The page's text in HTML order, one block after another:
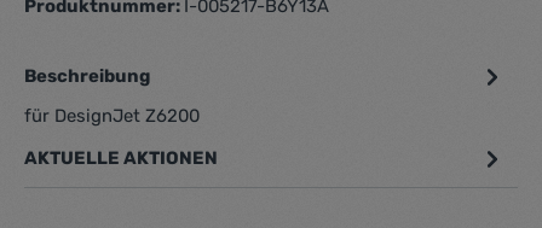
Produktnummer: I-005217-B6Y13A
Beschreibung
für DesignJet Z6200
AKTUELLE AKTIONEN